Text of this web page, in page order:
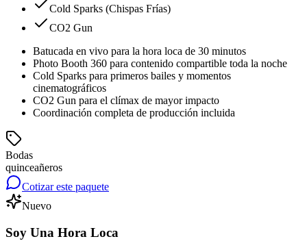
Cold Sparks (Chispas Frías)
CO2 Gun
Batucada en vivo para la hora loca de 30 minutos
Photo Booth 360 para contenido compartible toda la noche
Cold Sparks para primeros bailes y momentos
cinematográficos
CO2 Gun para el clímax de mayor impacto
Coordinación completa de producción incluida
Bodas
quinceañeros
Cotizar este paquete
Nuevo
Soy Una Hora Loca